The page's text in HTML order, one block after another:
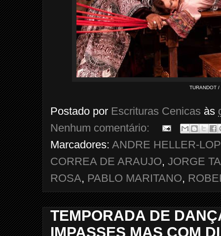
TURANDOT
Postado por Escrituras Cenicas às
Nenhum comentário:
Marcadores: ANDRE HELLER-
CORREA DE ARAUJO, JORGE
ROSA, PABLO MARITANO,
TEMPORADA DE
IMPASSES MAS COM